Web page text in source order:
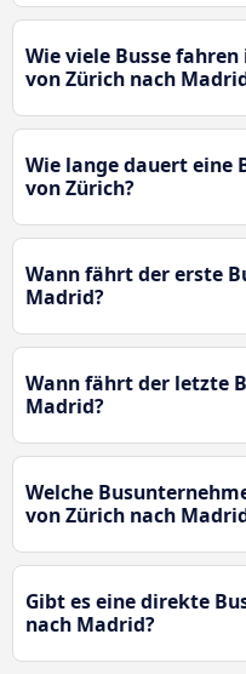
Wie viele Busse
von Zürich nach
Wie lange dauert eine
von Zürich?
Wann fährt der erste
Madrid?
Wann fährt der letzte
Madrid?
Welche
von Zürich nach
Gibt es eine direkte
nach Madrid?